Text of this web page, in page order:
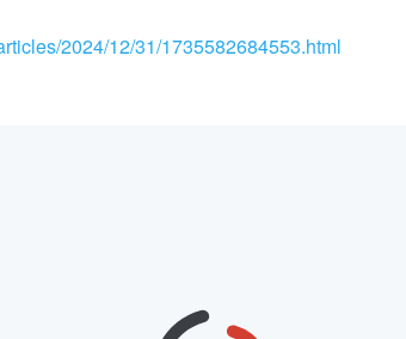
2024/12/31/1735582684553.html